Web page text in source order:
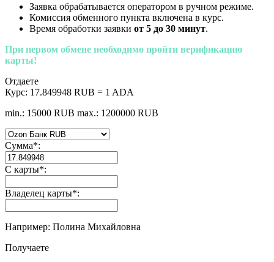
Заявка обрабатывается оператором в ручном режиме.
Комиссия обменного пункта включена в курс.
Время обработки заявки от 5 до 30 минут.
При первом обмене необходимо пройти верификацию
карты!
Отдаете
Курс: 17.849948 RUB = 1 ADA
min.: 15000 RUB max.: 1200000 RUB
Сумма*:
С карты*:
Владелец карты*:
Например: Полина Михайловна
Получаете